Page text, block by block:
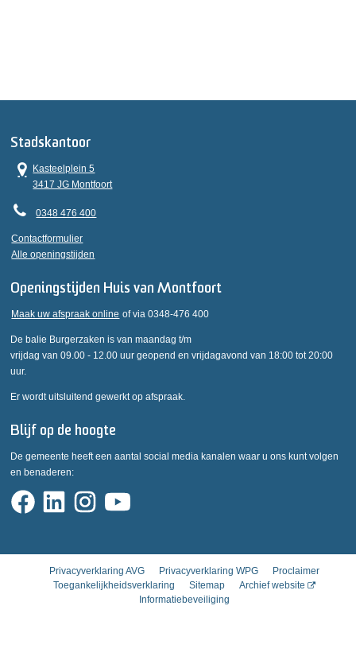
Stadskantoor
Kasteelplein 5
3417 JG Montfoort
0348 476 400
Contactformulier
Alle openingstijden
Openingstijden Huis van Montfoort
Maak uw afspraak online of via 0348-476 400
De balie Burgerzaken is van maandag t/m
vrijdag van 09.00 - 12.00 uur geopend en vrijdagavond van 18:00 tot 20:00
uur.
Er wordt uitsluitend gewerkt op afspraak.
Blijf op de hoogte
De gemeente heeft een aantal social media kanalen waar u ons kunt volgen
en benaderen:
Privacyverklaring AVG Privacyverklaring WPG
Proclaimer
Toegankelijkheidsverklaring
Sitemap
Archief website
Informatiebeveiliging